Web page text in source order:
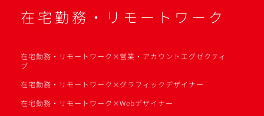
在宅勤務・リモートワーク
在宅勤務・リモートワーク×営業・アカウントエグゼクティ
ブ
在宅勤務・リモートワーク×グラフィックデザイナー
在宅勤務・リモートワーク×Webデザイナー